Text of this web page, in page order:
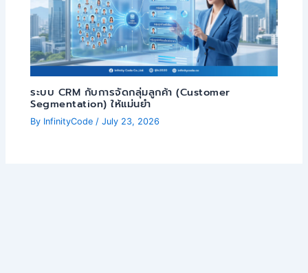
ระบบ CRM กับการจัดกลุ่มลูกค้า (Customer
Segmentation) ให้แม่นยำ
By InfinityCode /July 23, 2026